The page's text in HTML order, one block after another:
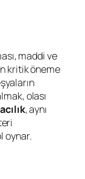
maddi ve
kritik öneme
olası
, aynı
oynar.